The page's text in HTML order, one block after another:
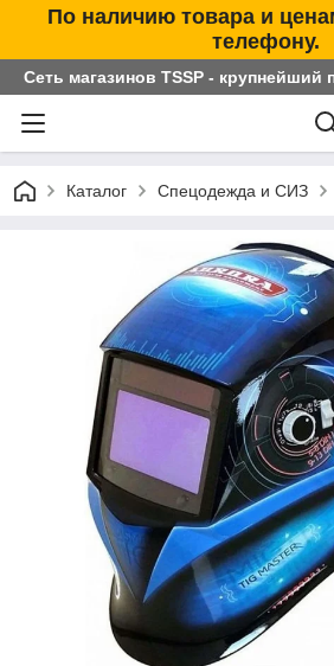
По наличию товара и
телефону.
Сеть магазинов TSSP - крупнейший
Каталог Спецодежда и СИЗ